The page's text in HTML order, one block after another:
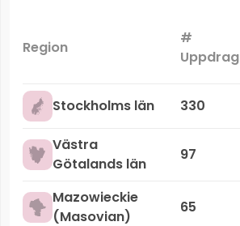
Region
#
Uppdrag
Stockholms län 330
Västra
Götalands län
97
Mazowieckie
(Masovian)
65